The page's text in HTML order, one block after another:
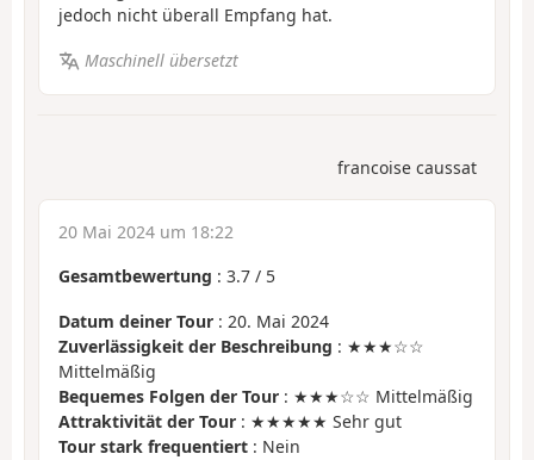
jedoch nicht überall Empfang hat.
Maschinell übersetzt
francoise caussat
20 Mai 2024 um 18:22
Gesamtbewertung : 3.7 / 5
Datum deiner Tour : 20. Mai 2024
Zuverlässigkeit der Beschreibung : ★★★☆☆
Mittelmäßig
Bequemes Folgen der Tour : ★★★☆☆ Mittelmäßig
Attraktivität der Tour : ★★★★★ Sehr gut
Tour stark frequentiert : Nein